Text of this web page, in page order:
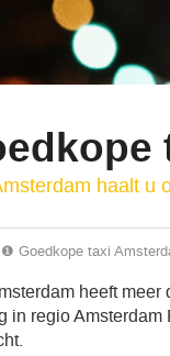
haalt u
❶ Goedkope taxi
heeft
in regio